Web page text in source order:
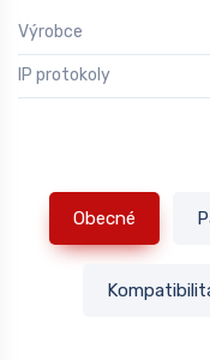
Výrobce
IP protokoly
Obecné